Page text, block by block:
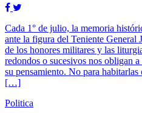
Cada 1° de julio, la memoria
ante la figura del Teniente General
de los honores militares y las
redondos o sucesivos nos obligan
su pensamiento. No para
[…]
Politica